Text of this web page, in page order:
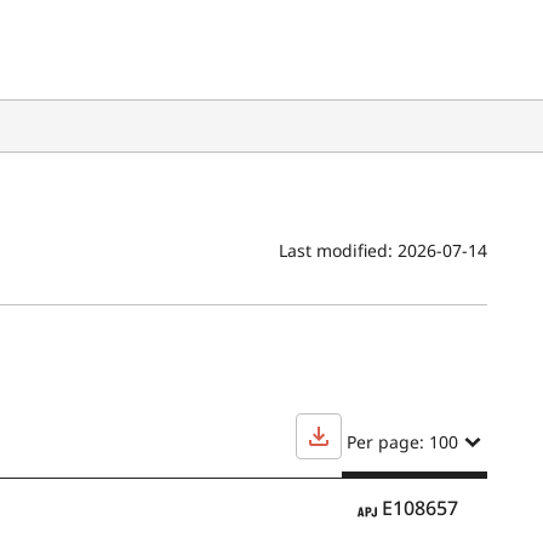
Last modified:2026-07-14
Per page: 100
APJ
E108657